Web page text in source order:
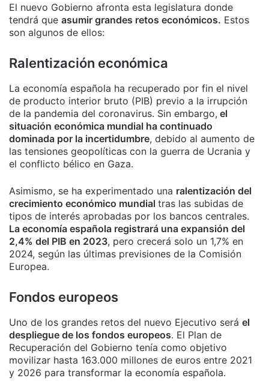
El nuevo Gobierno afronta esta legislatura donde
tendrá que asumir grandes retos económicos. Estos
son algunos de ellos:
Ralentización económica
La economía española ha recuperado por fin el nivel
de producto interior bruto (PIB) previo a la irrupción
de la pandemia del coronavirus. Sin embargo, el
situación económica mundial ha continuado
dominada por la incertidumbre, debido al aumento de
las tensiones geopolíticas con la guerra de Ucrania y
el conflicto bélico en Gaza.
Asimismo, se ha experimentado una ralentización del
crecimiento económico mundial tras las subidas de
tipos de interés aprobadas por los bancos centrales.
La economía española registrará una expansión del
2,4% del PIB en 2023, pero crecerá solo un 1,7% en
2024, según las últimas previsiones de la Comisión
Europea.
Fondos europeos
Uno de los grandes retos del nuevo Ejecutivo será el
despliegue de los fondos europeos. El Plan de
Recuperación del Gobierno tenía como objetivo
movilizar hasta 163.000 millones de euros entre 2021
y 2026 para transformar la economía española.